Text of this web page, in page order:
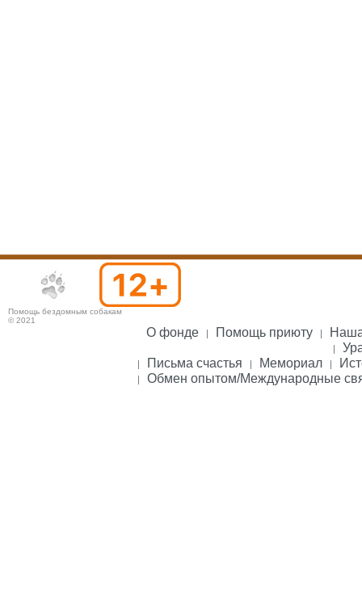
Помощь бездомным собакам
© 2021
О фонде Помощь приюту
Наша
Письма счастья
Мемориал
Обмен опытом/Международные